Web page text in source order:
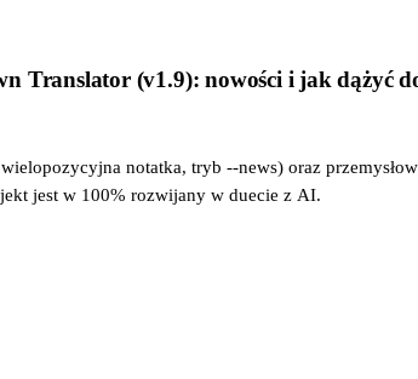
(v1.9): nowości i jak dążyć
notatka, tryb --news) oraz
jest w 100% rozwijany w duecie z AI.